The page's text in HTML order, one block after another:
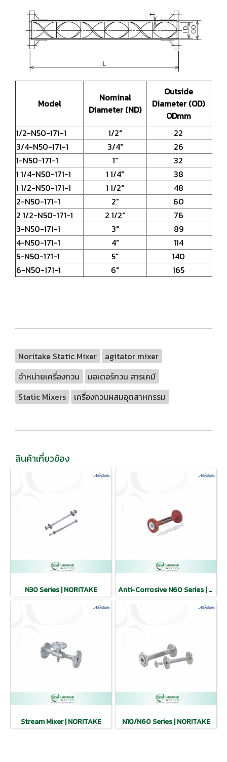
Model
Nominal
Diameter (ND)
Outside
Diameter (OD)
ODmm
1/2-N50-171-1 1/2"
22
3/4-N50-171-1
3/4"
26
1-N50-171-1
1"
32
1 1/4-N50-171-1
1 1/4"
38
1 1/2-N50-171-1
1 1/2"
48
2-N50-171-1
2"
60
2 1/2-N50-171-1
2 1/2"
76
3-N50-171-1
3"
89
4-N50-171-1
4"
114
5-N50-171-1
5"
140
6-N50-171-1
6" 165
Noritake Static Mixer
agitator mixer
จำหน่ายเครื่องกวน
มอเตอร์กวน สารเคมี
Static Mixers
เครื่องกวนผสมอุตสาหกรรม
สินค้าเกี่ยวข้อง
N30 Series | NORITAKE Anti-Corrosive N60 Series | NORITAKE
Stream Mixer | NORITAKE N10/N60 Series | NORITAKE